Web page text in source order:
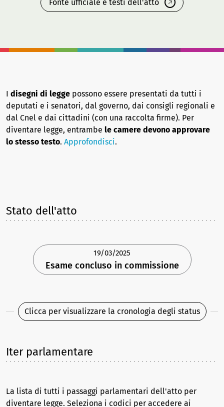
Fonte ufficiale e testi dell'atto
I disegni di legge possono essere presentati da tutti i
deputati e i senatori, dal governo, dai consigli regionali e
dal Cnel e dai cittadini (con una raccolta firme). Per
diventare legge, entrambe le camere devono approvare
lo stesso testo. Approfondisci.
Stato dell'atto
19/03/2025
Esame concluso in commissione
Clicca per visualizzare la cronologia degli status
Iter parlamentare
La lista di tutti i passaggi parlamentari dell'atto per
diventare legge. Seleziona i codici per accedere ai